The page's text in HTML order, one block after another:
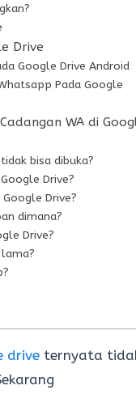
Drive
Google Drive Android
Pada Google
WA di
bisa dibuka?
Drive?
Drive?
dimana?
Drive?
drive ternyata